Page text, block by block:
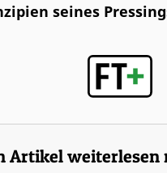
seines
Artikel weiterlesen